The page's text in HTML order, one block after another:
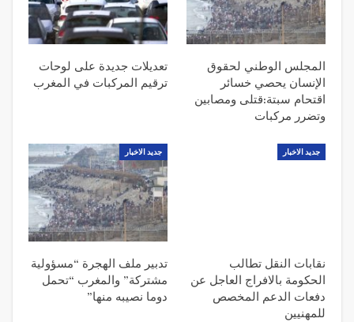
المجلس الوطني لحقوق
الإنسان يحصي خسائر
اقتحام سبتة:قتلى ومصابين
وتضرر مركبات
تعديلات جديدة على لوحات
ترقيم المركبات في المغرب
جديد الاخبار
نقابات النقل تطالب
الحكومة بالافراج العاجل عن
دفعات الدعم المخصص
للمهنيين
جديد الاخبار
تدبير ملف الهجرة “مسؤولية
مشتركة” والمغرب “تحمل
دوما نصيبه منها”